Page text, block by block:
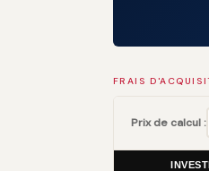
FRAIS
Prix de calcul :